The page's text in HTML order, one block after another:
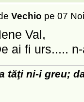
Vechio pe 07
Val,
ai fi urs.....
tăţi ni-i greu;